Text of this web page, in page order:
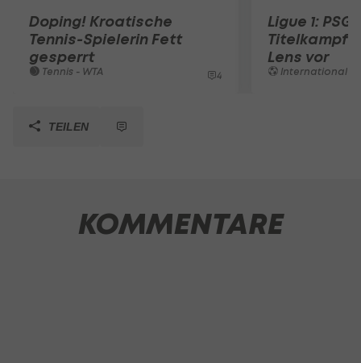
Doping! Kroatische
Tennis-Spielerin Fett
gesperrt
Tennis - WTA 4
Ligue 1:
Titelkampf
Lens vor
International
TEILEN
KOMMENTARE